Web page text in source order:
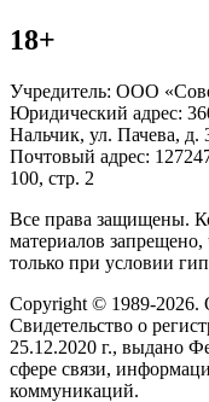
18+
Учредитель: ООО
Юридический адрес:
Нальчик, ул. Пачева, д.
Почтовый адрес:
100, стр. 2
Все права защищены.
материалов
только при условии
Copyright © 1989-
Свидетельство о
25.12.2020 г., выдано
сфере связи,
коммуникаций.